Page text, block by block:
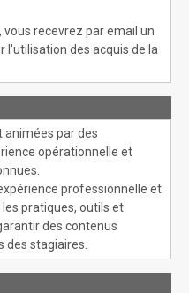
recevrez par email un
des acquis de la
animées par des
opérationnelle et
professionnelle et
pratiques, outils et
des contenus
des stagiaires.